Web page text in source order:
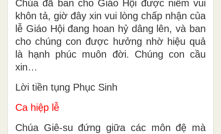
Chúa đã ban cho Giáo Hội được niềm vui
khôn tả, giờ đây xin vui lòng chấp nhận của
lễ Giáo Hội đang hoan hỷ dâng lên, và ban
cho chúng con được hưởng nhờ hiệu quả
là hạnh phúc muôn đời. Chúng con cầu
xin…
Lời tiền tụng Phục Sinh
Ca hiệp lễ
Chúa Giê-su đứng giữa các môn đệ mà